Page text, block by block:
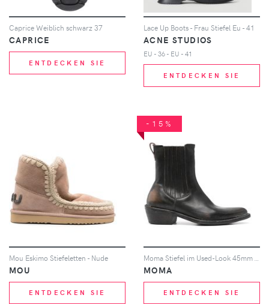
Caprice Weiblich schwarz 37
CAPRICE
ENTDECKEN SIE
Lace Up Boots - Frau Stiefel Eu - 41
ACNE STUDIOS
EU - 36 - EU - 41
ENTDECKEN SIE
Mou Eskimo Stiefeletten - Nude
MOU
ENTDECKEN SIE
-15%
MOMA
ENTDECKEN SIE